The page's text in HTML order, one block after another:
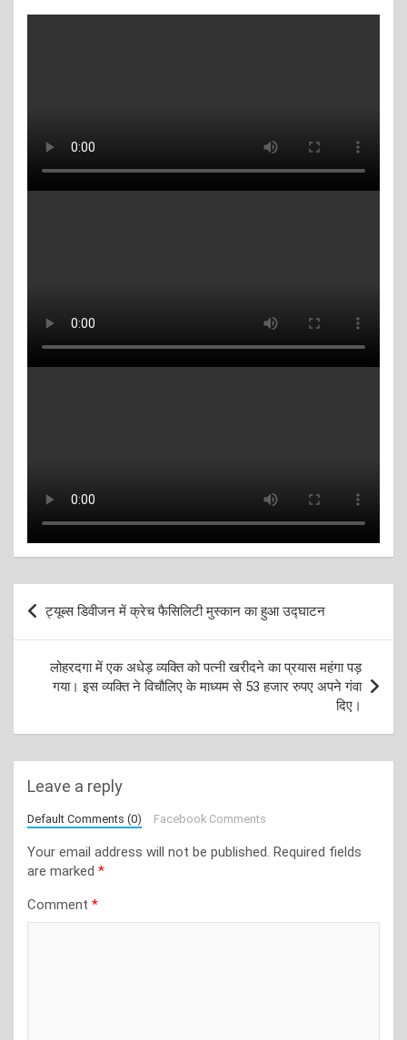
Post
navigation
ट्यूब्स डिवीजन में क्रेच फैसिलिटी मुस्कान का हुआ उद्घाटन
लोहरदगा में एक अधेड़ व्यक्ति को पत्नी खरीदने का प्रयास महंगा पड़
गया। इस व्यक्ति ने विचौलिए के माध्यम से 53 हजार रुपए अपने गंवा
दिए।
Leave a reply
Default Comments (0) Facebook Comments
Your email address will not be published. Required fields
are marked *
Comment *